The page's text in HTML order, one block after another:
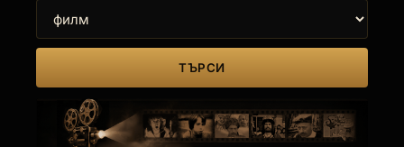
ТЪРСИ